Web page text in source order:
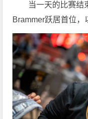
当一天的比赛结
Brammer跃居首位，